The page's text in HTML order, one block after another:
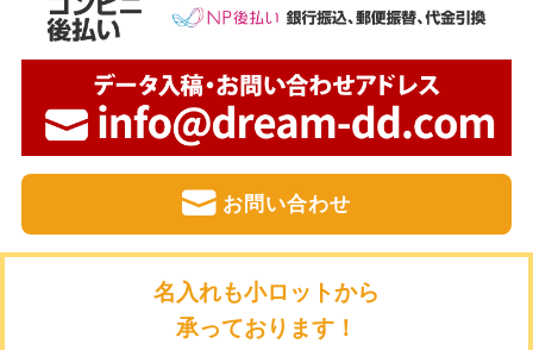
お問い合わせ
名入れも小ロットから
承っております！